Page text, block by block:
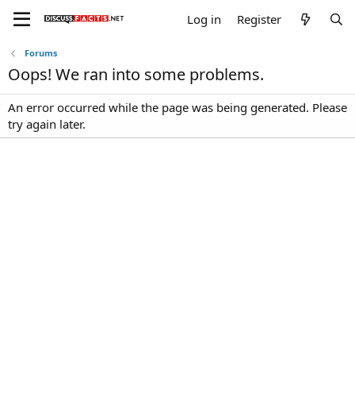
Log in Register
Forums
Oops! We ran into some problems.
An error occurred while the page was being generated. Please
try again later.